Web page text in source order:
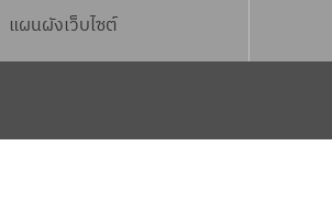
แผนผังเว็บไซต์